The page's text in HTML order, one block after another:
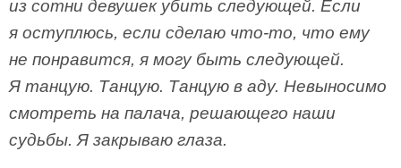
из сотни девушек убить следующей. Если
я оступлюсь, если сделаю что-то, что ему
не понравится, я могу быть следующей.
Я танцую. Танцую. Танцую в аду. Невыносимо
смотреть на палача, решающего наши
судьбы. Я закрываю глаза.